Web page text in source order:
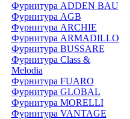
Фурнитура ADDEN BAU
Фурнитура AGB
Фурнитура ARCHIE
Фурнитура ARMADILLO
Фурнитура BUSSARE
Фурнитура Class &
Melodia
Фурнитура FUARO
Фурнитура GLOBAL
Фурнитура MORELLI
Фурнитура VANTAGE